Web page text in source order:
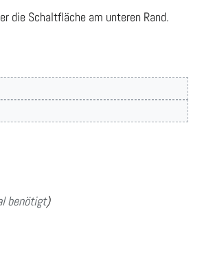
die Schaltfläche am unteren Rand.
benötigt